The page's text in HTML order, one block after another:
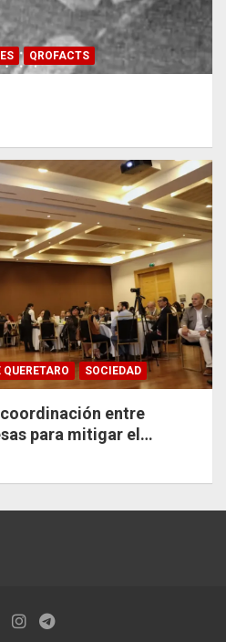
QROFACTS
QUERETARO SOCIEDAD
coordinación entre
para mitigar el